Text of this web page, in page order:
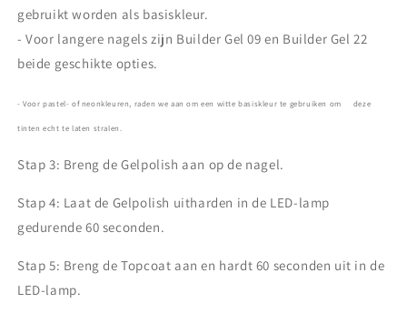
gebruikt worden als basiskleur.
- Voor langere nagels zijn Builder Gel 09 en Builder Gel 22
beide geschikte opties.
- Voor pastel- of neonkleuren, raden we aan om een witte basiskleur te gebruiken om deze
tinten echt te laten stralen.
Stap 3: Breng de Gelpolish aan op de nagel.
Stap 4: Laat de Gelpolish uitharden in de LED-lamp
gedurende 60 seconden.
Stap 5: Breng de Topcoat aan en hardt 60 seconden uit in de
LED-lamp.